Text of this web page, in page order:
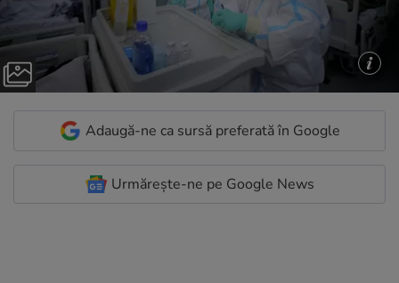
Adaugă-ne ca sursă preferată în Google
Urmărește-ne pe Google News